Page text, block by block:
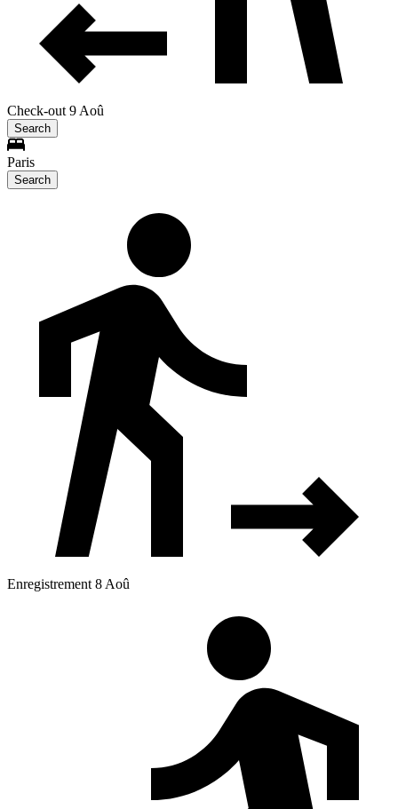
Check-out 9 Aoû
Search
Paris
Search
Enregistrement 8 Aoû